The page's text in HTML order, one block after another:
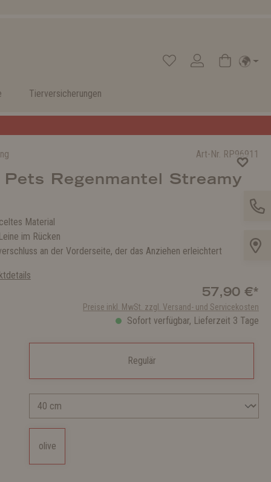
Tierversicherungen
Art-Nr. RP96911
Pets Regenmantel Streamy
Material
im Rücken
an der Vorderseite, der das Anziehen erleichtert
57,90 €*
Preise inkl. MwSt. zzgl. Versand- und Servicekosten
Sofort verfügbar, Lieferzeit 3 Tage
Regulär
olive